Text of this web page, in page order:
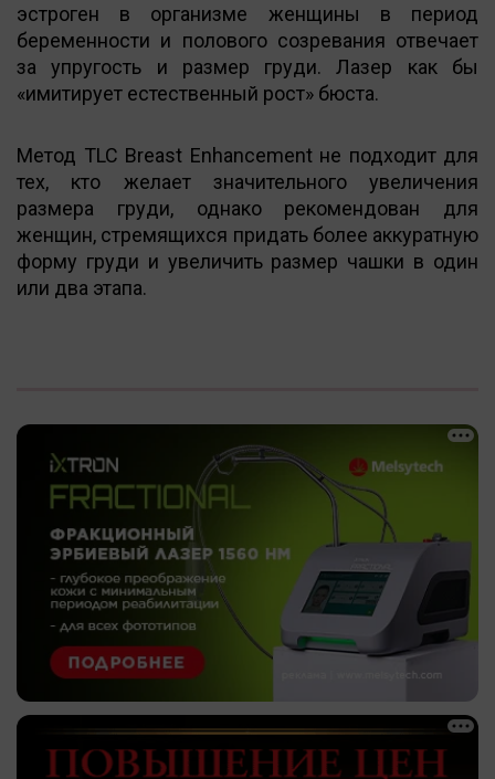
эстроген в организме женщины в период
беременности и полового созревания отвечает
за упругость и размер груди. Лазер как бы
«имитирует естественный рост» бюста.
Метод TLC Breast Enhancement не подходит для
тех, кто желает значительного увеличения
размера груди, однако рекомендован для
женщин, стремящихся придать более аккуратную
форму груди и увеличить размер чашки в один
или два этапа.